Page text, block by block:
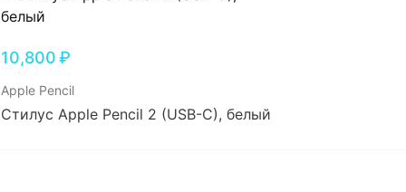
10,800₽
Apple Pencil
Стилус Apple Pencil 2 (USB-C), белый